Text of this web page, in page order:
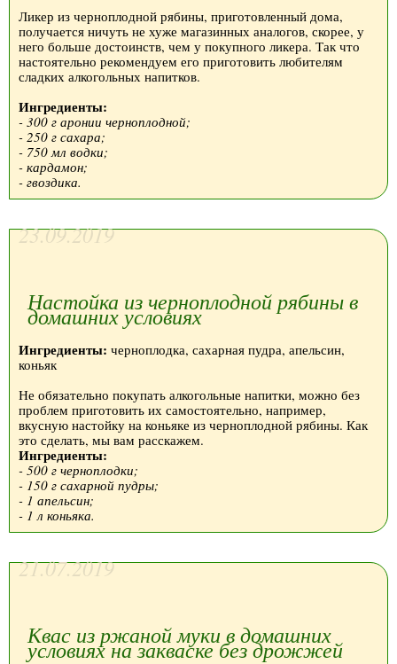
Ликер из черноплодной рябины, приготовленный дома,
получается ничуть не хуже магазинных аналогов, скорее, у
него больше достоинств, чем у покупного ликера. Так что
настоятельно рекомендуем его приготовить любителям
сладких алкогольных напитков.
Ингредиенты:
- 300 г аронии черноплодной;
- 250 г сахара;
- 750 мл водки;
- кардамон;
- гвоздика.
23.09.2019
Настойка из черноплодной рябины в
домашних условиях
Ингредиенты: черноплодка, сахарная пудра, апельсин,
коньяк
Не обязательно покупать алкогольные напитки, можно без
проблем приготовить их самостоятельно, например,
вкусную настойку на коньяке из черноплодной рябины. Как
это сделать, мы вам расскажем.
Ингредиенты:
- 500 г черноплодки;
- 150 г сахарной пудры;
- 1 апельсин;
- 1 л коньяка.
21.07.2019
Квас из ржаной муки в домашних
условиях на закваске без дрожжей